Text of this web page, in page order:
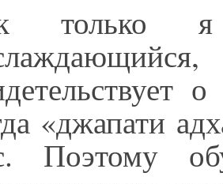
только
«джапати
Поэтому